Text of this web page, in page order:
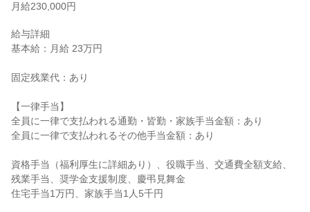
月給230,000円
給与詳細
基本給：月給 23万円
固定残業代：あり
【一律手当】
全員に一律で支払われる通勤・皆勤・家族手当金額：あり
全員に一律で支払われるその他手当金額：あり
資格手当（福利厚生に詳細あり）、役職手当、交通費全額支給、
残業手当、奨学金支援制度、慶弔見舞金
住宅手当1万円、家族手当1人5千円